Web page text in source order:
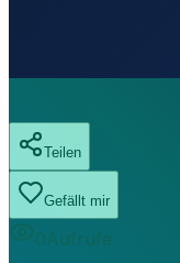
Teilen
Gefällt mir
0Aufrufe